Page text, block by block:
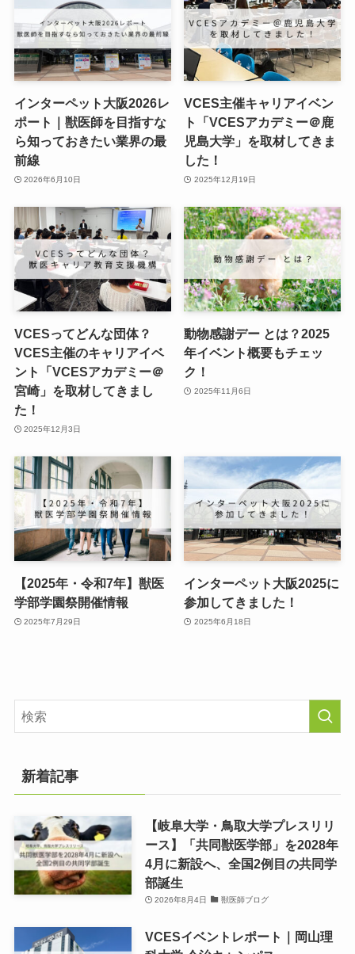
インターペット大阪2026レ
ポート｜獣医師を目指すな
ら知っておきたい業界の最
前線
2026年6月10日
VCES主催キャリアイベン
ト「VCESアカデミー＠鹿
児島大学」を取材してきま
した！
2025年12月19日
VCESってどんな団体？
VCES主催のキャリアイベ
ント「VCESアカデミー＠
宮崎」を取材してきまし
た！
2025年12月3日
動物感謝デー とは？2025
年イベント概要もチェッ
ク！
2025年11月6日
【2025年・令和7年】獣医
学部学園祭開催情報
2025年7月29日
インターペット大阪2025に
参加してきました！
2025年6月18日
新着記事
【岐阜大学・鳥取大学プレスリリ
ース】「共同獣医学部」を2028年
4月に新設へ、全国2例目の共同学
部誕生
2026年8月4日 獣医師ブログ
VCESイベントレポート｜岡山理